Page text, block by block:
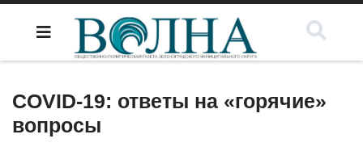
COVID-19: ответы на «горячие»
вопросы